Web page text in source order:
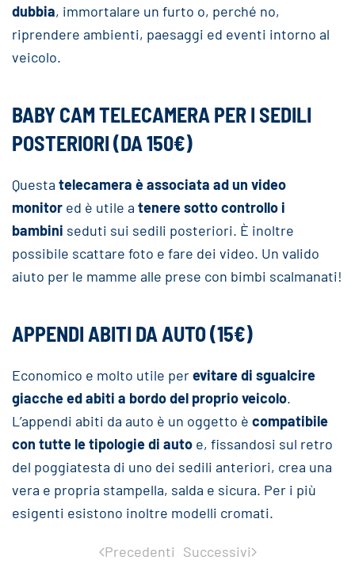
dubbia, immortalare un furto o, perché no,
riprendere ambienti, paesaggi ed eventi intorno al
veicolo.
BABY CAM TELECAMERA PER I SEDILI
POSTERIORI (DA 150€)
Questa telecamera è associata ad un video
monitor ed è utile a tenere sotto controllo i
bambini seduti sui sedili posteriori. È inoltre
possibile scattare foto e fare dei video. Un valido
aiuto per le mamme alle prese con bimbi scalmanati!
APPENDI ABITI DA AUTO (15€)
Economico e molto utile perevitare di sgualcire
giacche ed abiti a bordo del proprio veicolo.
L’appendi abiti da auto è un oggetto è compatibile
con tutte le tipologie di auto e, fissandosi sul retro
del poggiatesta di uno dei sedili anteriori, crea una
vera e propria stampella, salda e sicura. Per i più
esigenti esistono inoltre modelli cromati.
Precedenti Successivi